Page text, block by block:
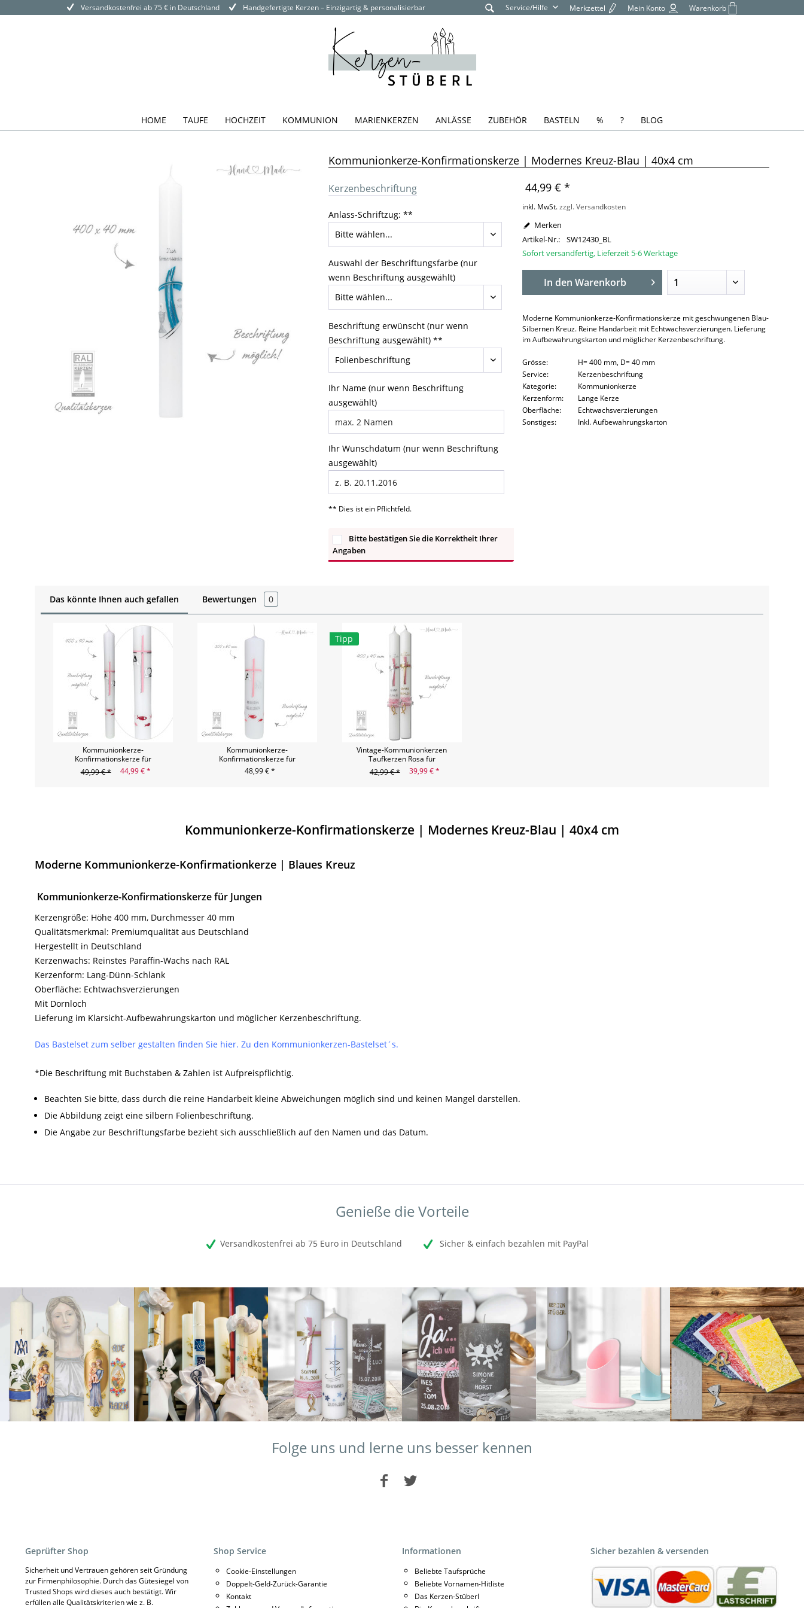
Versandkostenfrei ab 75 € in Deutschland Handgefertigte Kerzen – Einzigartig & personalisierbar Service/Hilfe Merkzettel Mein Konto Warenkorb
HOME TAUFE HOCHZEIT KOMMUNION MARIENKERZEN ANLÄSSE ZUBEHÖR BASTELN % ? BLOG
Kommunionkerze-Konfirmationskerze | Modernes Kreuz-Blau | 40x4 cm
Kerzenbeschriftung
Anlass-Schriftzug: **
Auswahl der Beschriftungsfarbe (nur
wenn Beschriftung ausgewählt)
Beschriftung erwünscht (nur wenn
Beschriftung ausgewählt) **
Ihr Name (nur wenn Beschriftung
ausgewählt)
Ihr Wunschdatum (nur wenn Beschriftung
ausgewählt)
** Dies ist ein Pflichtfeld.
Bitte bestätigen Sie die Korrektheit Ihrer
Angaben
44,99 € *
inkl. MwSt.zzgl. Versandkosten
Merken
Artikel-Nr.:
SW12430_BL
Sofort versandfertig, Lieferzeit 5-6 Werktage
In den Warenkorb
Moderne Kommunionkerze-Konfirmationskerze mit geschwungenen Blau-
Silbernen Kreuz. Reine Handarbeit mit Echtwachsverzierungen. Lieferung
im Aufbewahrungskarton und möglicher Kerzenbeschriftung.
Grösse:
H= 400 mm, D= 40 mm
Service:
Kerzenbeschriftung
Kategorie:
Kommunionkerze
Kerzenform:
Lange Kerze
Oberfläche:
Echtwachsverzierungen
Sonstiges:
Inkl. Aufbewahrungskarton
Das könnte Ihnen auch gefallen Bewertungen 0
Kommunionkerze-
Konfirmationskerze für
Mädls - 40x4
49,99 € * 44,99 € *
Kommunionkerze-
Konfirmationskerze für
Mädchen - 30x6
48,99 € *
Tipp
Vintage-Kommunionkerzen
Taufkerzen Rosa für
Mädchen | Fisch - 40x4
42,99 € * 39,99 € *
Kommunionkerze-Konfirmationskerze | Modernes Kreuz-Blau | 40x4 cm
Moderne Kommunionkerze-Konfirmationkerze | Blaues Kreuz
Kommunionkerze-Konfirmationskerze für Jungen
Kerzengröße: Höhe 400 mm, Durchmesser 40 mm
Qualitätsmerkmal: Premiumqualität aus Deutschland
Hergestellt in Deutschland
Kerzenwachs: Reinstes Paraffin-Wachs nach RAL
Kerzenform: Lang-Dünn-Schlank
Oberfläche: Echtwachsverzierungen
Mit Dornloch
Lieferung im Klarsicht-Aufbewahrungskarton und möglicher Kerzenbeschriftung.
Das Bastelset zum selber gestalten finden Sie hier. Zu den Kommunionkerzen-Bastelset´s.
*Die Beschriftung mit Buchstaben & Zahlen ist Aufpreispflichtig.
Beachten Sie bitte, dass durch die reine Handarbeit kleine Abweichungen möglich sind und keinen Mangel darstellen.
Die Abbildung zeigt eine silbern Folienbeschriftung.
Die Angabe zur Beschriftungsfarbe bezieht sich ausschließlich auf den Namen und das Datum.
Genieße die Vorteile
Versandkostenfrei ab 75 Euro in Deutschland Sicher & einfach bezahlen mit PayPal
Folge uns und lerne uns besser kennen
Geprüfter Shop
Sicherheit und Vertrauen gehören seit Gründung
zur Firmenphilosophie. Durch das Gütesiegel von
Trusted Shops wird dieses auch bestätigt. Wir
erfüllen alle Qualitätskriterien wie z. B.
Shop Service
Cookie-Einstellungen
Doppelt-Geld-Zurück-Garantie
Kontakt
Informationen
Beliebte Taufsprüche
Beliebte Vornamen-Hitliste
Das Kerzen-Stüberl
Sicher bezahlen & versenden